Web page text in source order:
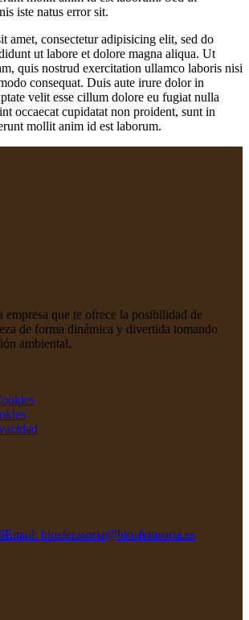
iste natus error sit.
amet, consectetur adipisicing elit, sed do
ut labore et dolore magna aliqua. Ut
quis nostrud exercitation ullamco laboris nisi
consequat. Duis aute irure dolor in
velit esse cillum dolore eu fugiat nulla
occaecat cupidatat non proident, sunt in
mollit anim id est laborum.
empresa que te ofrece la posibilidad de
de forma dinámica y divertida tomando
ambiental.
Email: biosferasoria@biosferasoria.es